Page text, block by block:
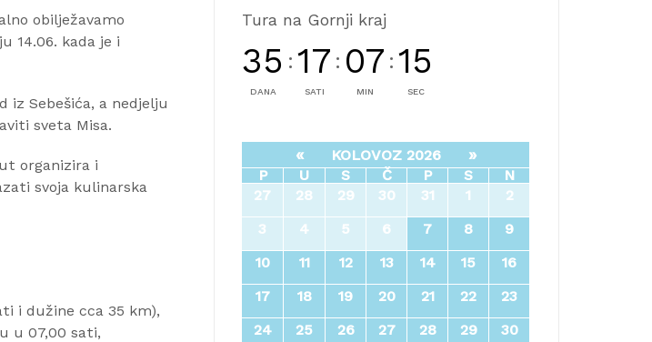
obilježavamo
14.06. kada je i
iz Sebešića, a nedjelju
sveta Misa.
organizira i
svoja kulinarska
i dužine cca 35 km),
u 07,00 sati,
Tura na Gornji kraj
35
DANA
: 17
SATI
: 07
MIN
: 14
SEC
« KOLOVOZ 2026 »
P U S Č P S
N
27
28 29 30 31 1
2
3
4 5 6 7 8
9
10
11 12 13 14 15
16
17
18 19 20 21 22
23
24
25 26 27 28 29
30